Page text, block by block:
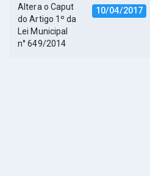
Altera o Caput
do Artigo 1º da
Lei Municipal
n° 649/2014
10/04/2017